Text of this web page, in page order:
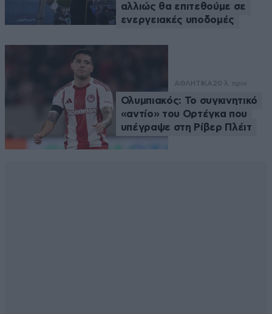
αλλιώς θα επιτεθούμε σε
ενεργειακές υποδομές
ΑΘΛΗΤΙΚΑ 20 λ. πριν
Ολυμπιακός: Το συγκινητικό
«αντίο» του Ορτέγκα που
υπέγραψε στη Ρίβερ Πλέιτ